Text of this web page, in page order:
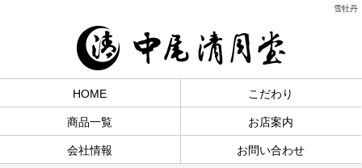
雪牡丹
HOME こだわり
商品一覧 お店案内
会社情報 お問い合わせ